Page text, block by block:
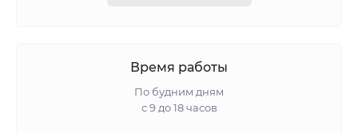
Время работы
По будним дням
с 9 до 18 часов